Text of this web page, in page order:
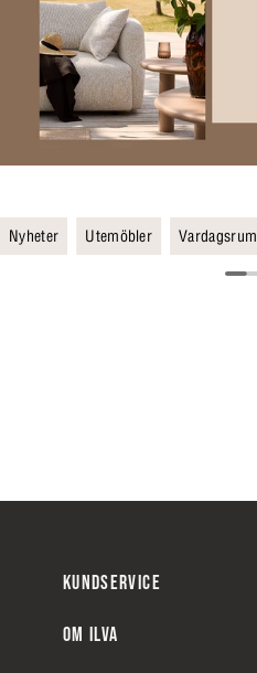
Nyheter Utemöbler Vardagsrum
KUNDSERVICE
OM ILVA